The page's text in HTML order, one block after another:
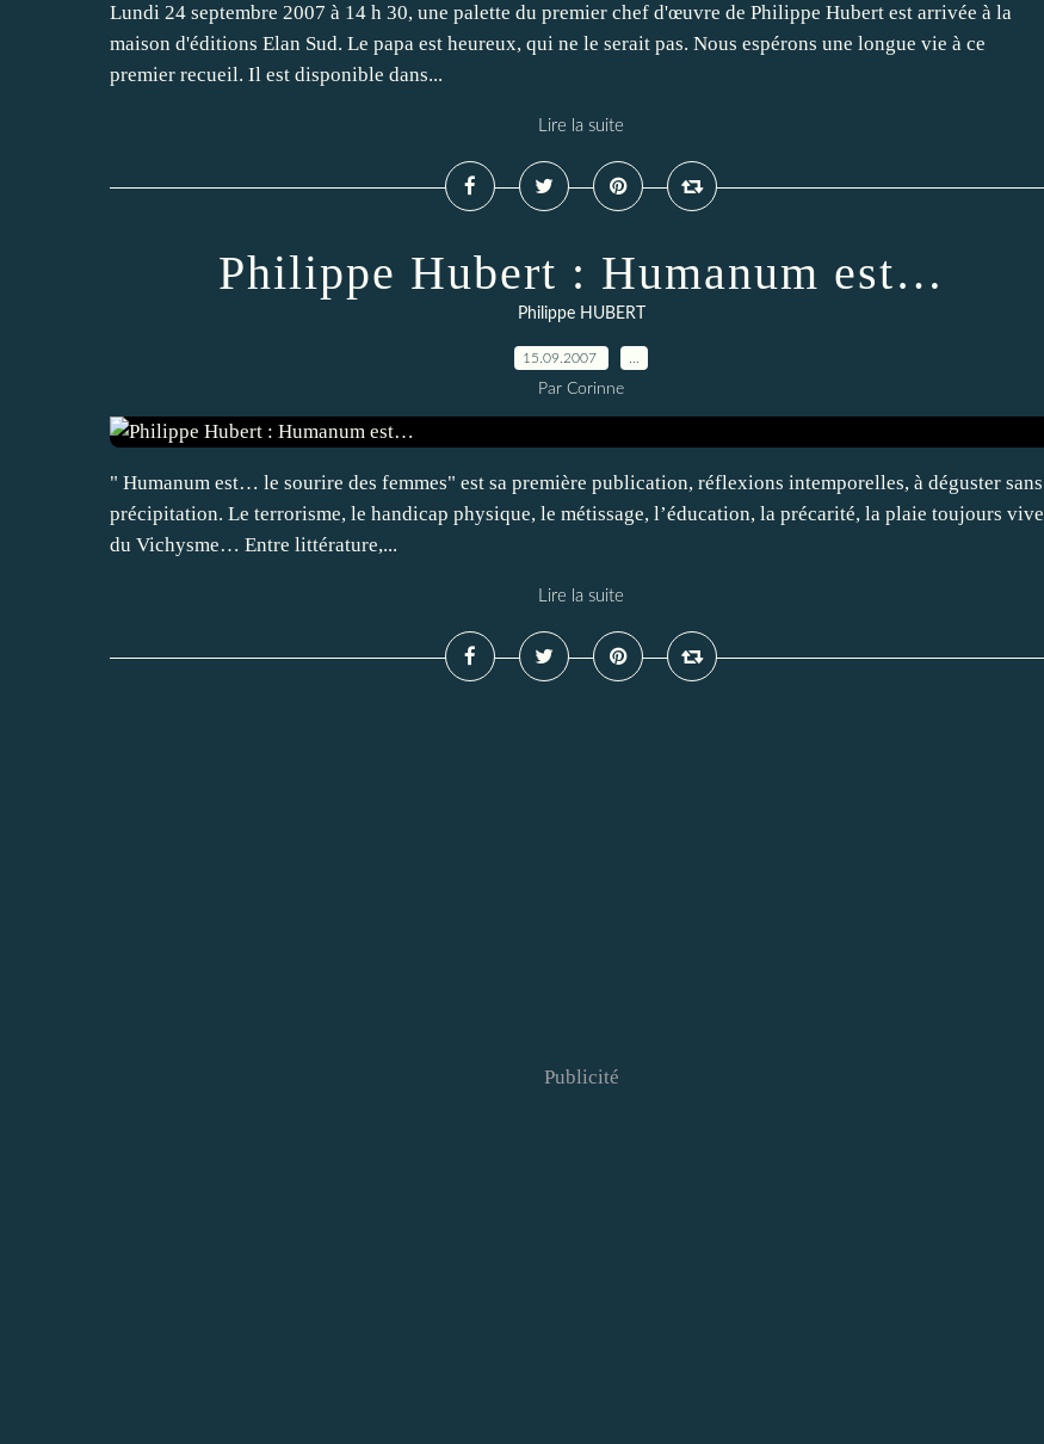
Lundi 24 septembre 2007 à 14 h 30, une palette du premier chef d'œuvre de Philippe Hubert est arrivée à la
maison d'éditions Elan Sud. Le papa est heureux, qui ne le serait pas. Nous espérons une longue vie à ce
premier recueil. Il est disponible dans...
Lire la suite
Philippe Hubert : Humanum est…
Philippe HUBERT
15.09.2007
Par Corinne
" Humanum est… le sourire des femmes" est sa première publication, réflexions intemporelles, à déguster sans
précipitation. Le terrorisme, le handicap physique, le métissage, l’éducation, la précarité, la plaie toujours vive
du Vichysme… Entre littérature,...
Lire la suite
Publicité